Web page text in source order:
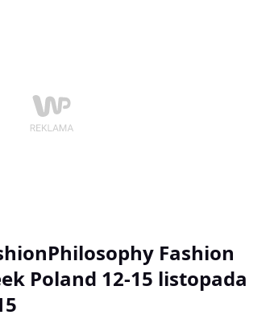
Fashion
Poland 12-15 listopada